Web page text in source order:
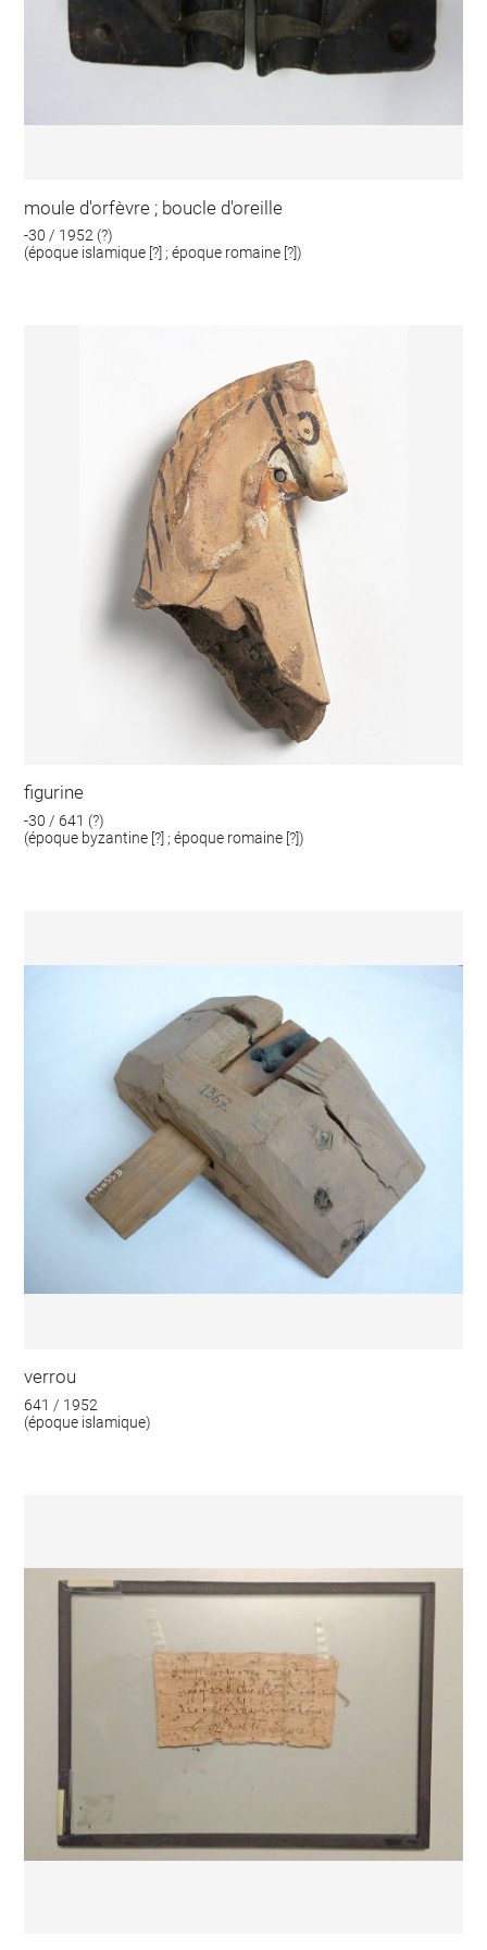
moule d'orfèvre ; boucle d'oreille
-30 / 1952 (?)
(époque islamique [?] ; époque romaine [?])
figurine
-30 / 641 (?)
(époque byzantine [?] ; époque romaine [?])
verrou
641 / 1952
(époque islamique)